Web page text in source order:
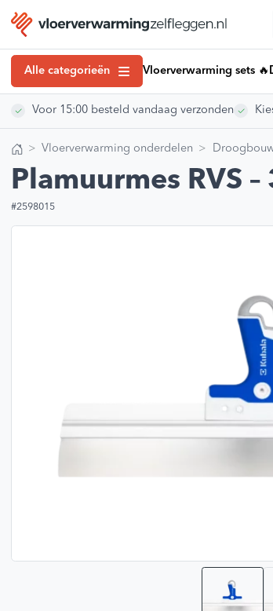
Alle categorieën
Noppenplaten
Tackerplaten
Legplan tekening
Lucht- en vuilafscheiders
Klantenservice
Vloerverwarming sets 🔥
Voor 15:00 besteld vandaag verzonden
Vloerverwarming onderdelen
Plamuurmes RVS
#2598015